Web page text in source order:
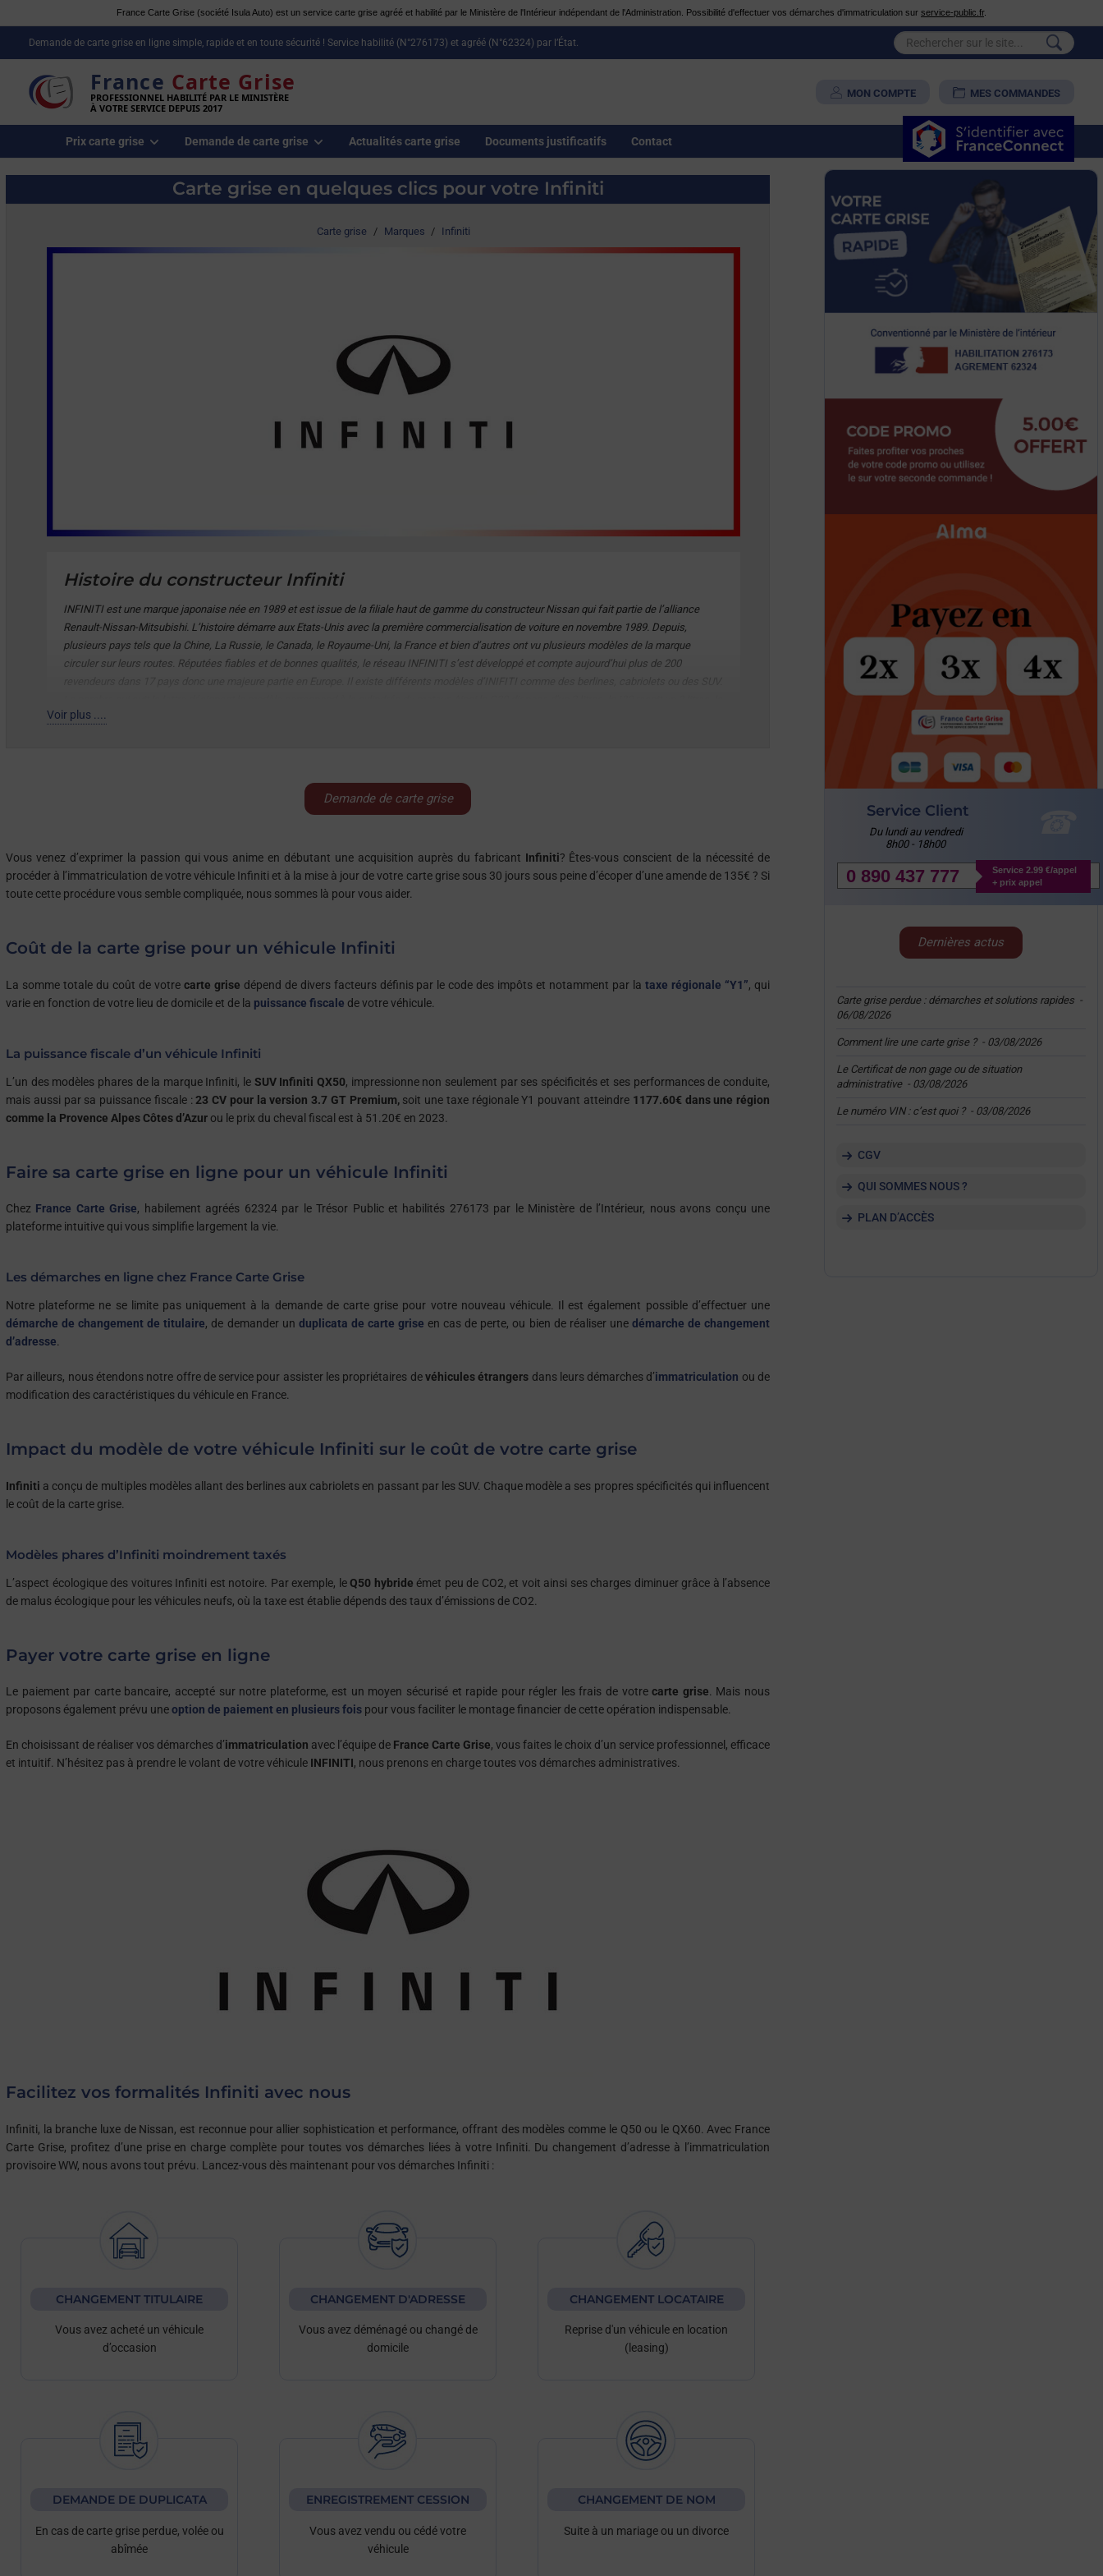
France Carte Grise (société Isula Auto) est un service carte grise agréé et habilité par le Ministère de l'Intérieur indépendant de l'Administration. Possibilité d'effectuer vos démarches d'immatriculation sur service-public.fr.
Demande de carte grise en ligne simple, rapide et en toute sécurité ! Service habilité (N°276173) et agréé (N°62324) par l’État.
France Carte Grise
PROFESSIONNEL HABILITÉ PAR LE MINISTÈRE
À VOTRE SERVICE DEPUIS 2017
MON COMPTE MES COMMANDES
Prix carte grise Demande de carte grise Actualités carte grise Documents justificatifs Contact
Carte grise en quelques clics pour votre Infiniti
Carte grise / Marques / Infiniti
Histoire du constructeur Infiniti
INFINITI est une marque japonaise née en 1989 et est issue de la filiale haut de gamme du constructeur Nissan qui fait partie de l’alliance
Renault-Nissan-Mitsubishi. L’histoire démarre aux Etats-Unis avec la première commercialisation de voiture en novembre 1989. Depuis,
plusieurs pays tels que la Chine, La Russie, le Canada, le Royaume-Uni, la France et bien d’autres ont vu plusieurs modèles de la marque
circuler sur leurs routes. Réputées fiables et de bonnes qualités, le réseau INFINITI s’est développé et compte aujourd’hui plus de 200
G37 un 3,7 litres, etc. Tous les modèles ont été renommés différemment en 2014. INFINTI présente pour ses nouveaux véhicules un nom
Voir plus ....
Demande de carte grise
Vous venez d’exprimer la passion qui vous anime en débutant une acquisition auprès du fabricant Infiniti? Êtes-vous conscient de la nécessité de
procéder à l’immatriculation de votre véhicule Infiniti et à la mise à jour de votre carte grise sous 30 jours sous peine d’écoper d’une amende de 135€ ? Si
toute cette procédure vous semble compliquée, nous sommes là pour vous aider.
Coût de la carte grise pour un véhicule Infiniti
La somme totale du coût de votre carte grise dépend de divers facteurs définis par le code des impôts et notamment par lataxe régionale “Y1”, qui
varie en fonction de votre lieu de domicile et de la puissance fiscale de votre véhicule.
La puissance fiscale d’un véhicule Infiniti
L’un des modèles phares de la marque Infiniti, le SUV Infiniti QX50, impressionne non seulement par ses spécificités et ses performances de conduite,
mais aussi par sa puissance fiscale :23 CV pour la version 3.7 GT Premium,soit une taxe régionale Y1 pouvant atteindre 1177.60€ dans une région
comme la Provence Alpes Côtes d’Azur ou le prix du cheval fiscal est à 51.20€ en 2023.
Faire sa carte grise en ligne pour un véhicule Infiniti
Chez France Carte Grise, habilement agréés 62324 par le Trésor Public et habilités 276173 par le Ministère de l’Intérieur, nous avons conçu une
plateforme intuitive qui vous simplifie largement la vie.
Les démarches en ligne chez France Carte Grise
Notre plateforme ne se limite pas uniquement à la demande de carte grise pour votre nouveau véhicule. Il est également possible d’effectuer une
démarche de changement de titulaire, de demander un duplicata de carte grise en cas de perte, ou bien de réaliser une démarche de changement
d’adresse
Par ailleurs, nous étendons notre offre de service pour assister les propriétaires devéhicules étrangers dans leurs démarches d’immatriculation ou de
modification des caractéristiques du véhicule en France.
Impact du modèle de votre véhicule Infiniti sur le coût de votre carte grise
Infiniti a conçu de multiples modèles allant des berlines aux cabriolets en passant par les SUV. Chaque modèle a ses propres spécificités qui influencent
le coût de la carte grise.
Modèles phares d’Infiniti moindrement taxés
L’aspect écologique des voitures Infiniti est notoire. Par exemple, leQ50 hybride émet peu de CO2, et voit ainsi ses charges diminuer grâce à l’absence
de malus écologique pour les véhicules neufs, où la taxe est établie dépends des taux d’émissions de CO2.
Payer votre carte grise en ligne
Le paiement par carte bancaire, accepté sur notre plateforme, est un moyen sécurisé et rapide pour régler les frais de votrecarte grise . Mais nous
proposons également prévu uneoption de paiement en plusieurs fois pour vous faciliter le montage financier de cette opération indispensable.
En choisissant de réaliser vos démarches d’immatriculation avec l’équipe de France Carte Grise, vous faites le choix d’un service professionnel, efficace
et intuitif. N’hésitez pas à prendre le volant de votre véhicule INFINITI, nous prenons en charge toutes vos démarches administratives.
Facilitez vos formalités Infiniti avec nous
Infiniti, la branche luxe de Nissan, est reconnue pour allier sophistication et performance, offrant des modèles comme le Q50 ou le QX60. Avec France
Carte Grise, profitez d’une prise en charge complète pour toutes vos démarches liées à votre Infiniti. Du changement d’adresse à l’immatriculation
provisoire WW, nous avons tout prévu. Lancez-vous dès maintenant pour vos démarches Infiniti :
CHANGEMENT TITULAIRE
Vous avez acheté un véhicule
d’occasion
CHANGEMENT D'ADRESSE
Vous avez déménagé ou changé de
domicile
CHANGEMENT LOCATAIRE
Reprise d'un véhicule en location
(leasing)
DEMANDE DE DUPLICATA
En cas de carte grise perdue, volée ou
abîmée
ENREGISTREMENT CESSION
Vous avez vendu ou cédé votre
véhicule
CHANGEMENT DE NOM
Suite à un mariage ou un divorce
Service Client
Du lundi au vendredi
8h00 - 18h00
0 890 437 777
Service 2.99 €/appel
+ prix appel
Dernières actus
Carte grise perdue : démarches et solutions rapides -
06/08/2026
Comment lire une carte grise ? - 03/08/2026
Le Certificat de non gage ou de situation
administrative - 03/08/2026
Le numéro VIN : c’est quoi ? - 03/08/2026
CGV
QUI SOMMES NOUS ?
PLAN D’ACCÈS